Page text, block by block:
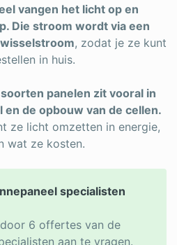
vangen het licht op en
Die stroom wordt via een
, zodat je ze kunt
in huis.
panelen zit vooral in
de opbouw van de cellen.
ze licht omzetten in energie,
wat ze kosten.
specialisten
6 offertes van de
aan te vragen.